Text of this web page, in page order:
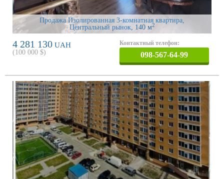
Продажа Изолированная 3-комнатная квартира,
Центральный рынок, 140 м2
4 281 130 UAH
(100 000 $)
Контактный телефон:
098-567-64-99